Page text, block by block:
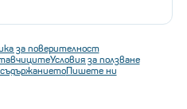
за поверителност
Условия за ползване
Пишете ни